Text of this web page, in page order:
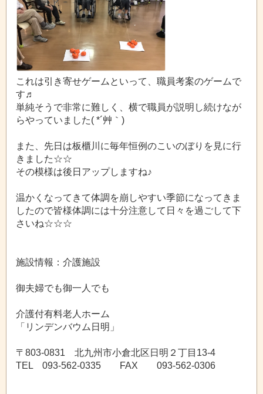
これは引き寄せゲームといって、職員考案のゲームで
す♬
単純そうで非常に難しく、横で職員が説明し続けなが
らやっていました( *´艸｀)
また、先日は板櫃川に毎年恒例のこいのぼりを見に行
きました☆☆
その模様は後日アップしますね♪
温かくなってきて体調を崩しやすい季節になってきま
したので皆様体調には十分注意して日々を過ごして下
さいね☆☆☆
施設情報：介護施設
御夫婦でも御一人でも
介護付有料老人ホーム
「リンデンバウム日明」
〒803-0831 北九州市小倉北区日明２丁目13-4
TEL 093-562-0335 FAX 093-562-0306